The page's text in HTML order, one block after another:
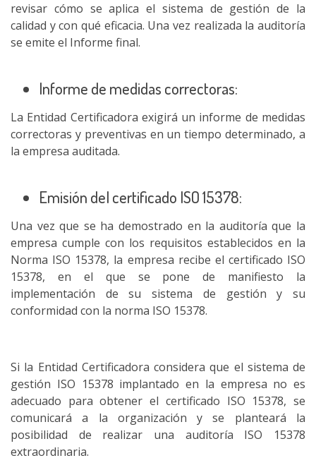
revisar cómo se aplica el sistema de gestión de la
calidad y con qué eficacia. Una vez realizada la auditoría
se emite el Informe final.
Informe de medidas correctoras:
La Entidad Certificadora exigirá un informe de medidas
correctoras y preventivas en un tiempo determinado, a
la empresa auditada.
Emisión del certificado ISO 15378:
Una vez que se ha demostrado en la auditoría que la
empresa cumple con los requisitos establecidos en la
Norma ISO 15378, la empresa recibe el certificado ISO
15378, en el que se pone de manifiesto la
implementación de su sistema de gestión y su
conformidad con la norma ISO 15378.
Si la Entidad Certificadora considera que el sistema de
gestión ISO 15378 implantado en la empresa no es
adecuado para obtener el certificado ISO 15378, se
comunicará a la organización y se planteará la
posibilidad de realizar una auditoría ISO 15378
extraordinaria.